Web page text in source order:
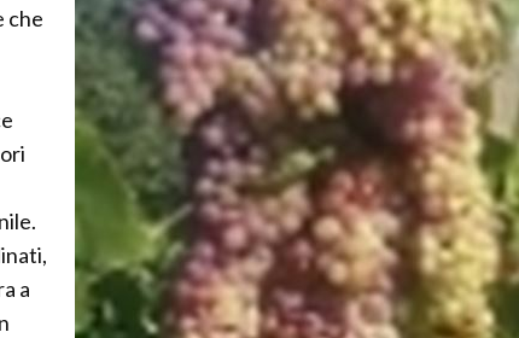
che
a